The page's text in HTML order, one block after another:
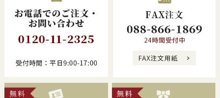
ご利用ガイド お問い合わせ
商品一覧 オフィシャルサイト